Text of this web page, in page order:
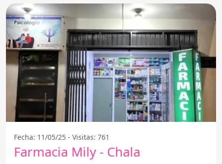
Fecha: 11/05/25 - Visitas: 761
Farmacia Mily - Chala